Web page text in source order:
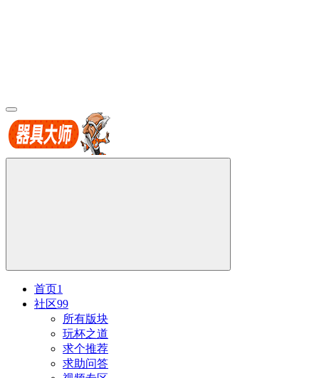
首页1
社区99
所有版块
玩杯之道
求个推荐
求助问答